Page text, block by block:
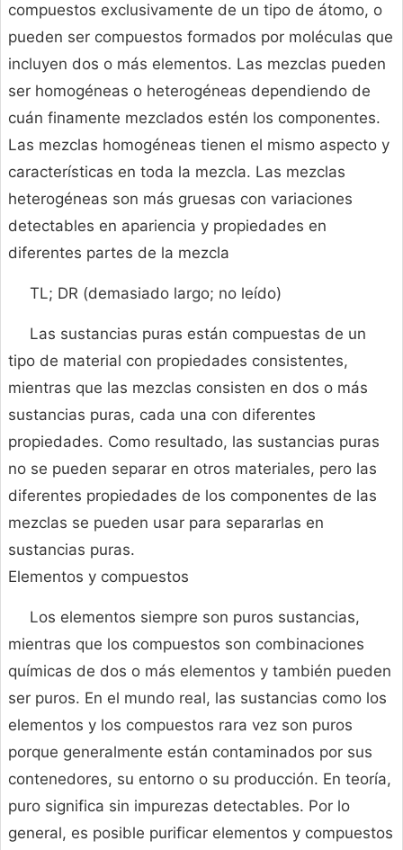
compuestos exclusivamente de un tipo de átomo, o
pueden ser compuestos formados por moléculas que
incluyen dos o más elementos. Las mezclas pueden
ser homogéneas o heterogéneas dependiendo de
cuán finamente mezclados estén los componentes.
Las mezclas homogéneas tienen el mismo aspecto y
características en toda la mezcla. Las mezclas
heterogéneas son más gruesas con variaciones
detectables en apariencia y propiedades en
diferentes partes de la mezcla
TL; DR (demasiado largo; no leído)
Las sustancias puras están compuestas de un
tipo de material con propiedades consistentes,
mientras que las mezclas consisten en dos o más
sustancias puras, cada una con diferentes
propiedades. Como resultado, las sustancias puras
no se pueden separar en otros materiales, pero las
diferentes propiedades de los componentes de las
mezclas se pueden usar para separarlas en
sustancias puras.
Elementos y compuestos
Los elementos siempre son puros sustancias,
mientras que los compuestos son combinaciones
químicas de dos o más elementos y también pueden
ser puros. En el mundo real, las sustancias como los
elementos y los compuestos rara vez son puros
porque generalmente están contaminados por sus
contenedores, su entorno o su producción. En teoría,
puro significa sin impurezas detectables. Por lo
general, es posible purificar elementos y compuestos